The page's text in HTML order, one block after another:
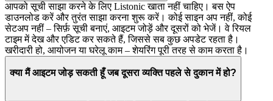
आपको सूची साझा करने के लिए Listonic खाता नहीं चाहिए। बस ऐप
डाउनलोड करें और तुरंत साझा करना शुरू करें। कोई साइन अप नहीं, कोई
सेटअप नहीं – सिर्फ़ सूची बनाएं, आइटम जोड़ें और दूसरों को भेजें। वे रियल
टाइम में देख और एडिट कर सकते हैं, जिससे सब कुछ अपडेट रहता है।
खरीदारी हो, आयोजन या घरेलू काम – शेयरिंग पूरी तरह से काम करता है।
क्या मैं आइटम जोड़ सकती हूँ जब दूसरा व्यक्ति पहले से दुकान में हो?